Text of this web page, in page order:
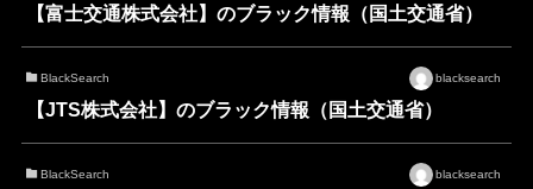
【富士交通株式会社】のブラック情報（国土交通省）
BlackSearch blacksearch
【JTS株式会社】のブラック情報（国土交通省）
BlackSearch blacksearch